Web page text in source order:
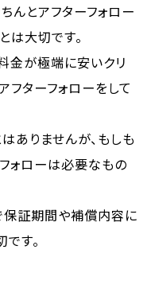
んとアフターフォロー
は大切です。
金が極端に安いクリ
フターフォローをして
ありませんが、もしも
ォローは必要なもの
証期間や補償内容に
す。